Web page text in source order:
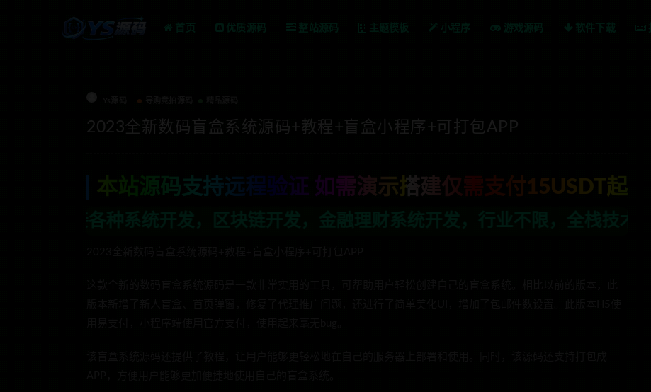
首页 优质源码 整站源码 主题模板 小程序 游戏源码 软件下载
2023全新数码盲盒系统源码+教程+盲盒小程序+可打包APP
本站源码支持远程验证 如需演示搭建仅需支付15USDT起
，区块链开发，金融理财系统开发，行业不限，全栈技术开发，定制，二开联